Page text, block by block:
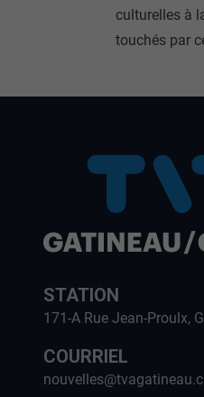
culturelles à
touchés par
STATION
171-A Rue Jean-Proulx,
COURRIEL